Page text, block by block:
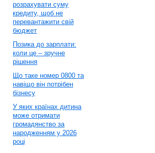
розрахувати суму
кредиту, щоб не
перевантажити свій
бюджет
Позика до зарплати:
коли це – зручне
рішення
Що таке номер 0800 та
навіщо він потрібен
бізнесу
У яких країнах дитина
може отримати
громадянство за
народженням у 2026
році